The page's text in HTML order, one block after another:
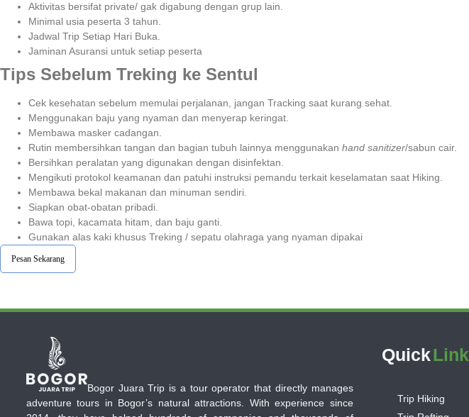
Aktivitas bersifat private/ gak digabung dengan grup lain.
Minimal usia peserta 3 tahun.⁣⁣
Jadwal Trip Setiap Hari Buka.⁣⁣
Jaminan Asuransi untuk setiap peserta ⁣⁣
Tips Sebelum Treking ke Sentul
Cek kesehatan sebelum memulai perjalanan, jangan Tracking saat kurang sehat.
Menggunakan baju yang nyaman dan menyerap keringat.
Membawa masker cadangan.
Rutin membersihkan tangan dan bagian tubuh lainnya menggunakan hand sanitizer/sabun cair.
Bersihkan peralatan yang digunakan dengan disinfektan.
Mengikuti protokol keamanan dan patuhi instruksi pemandu terkait keselamatan saat Hiking.
Membawa bekal makanan dan minuman sendiri.
Siapkan obat-obatan pribadi.
Bawa topi, kacamata hitam, dan baju ganti.
Gunakan alas kaki khusus Treking / sepatu olahraga yang nyaman dipakai
Pesan Sekarang
Bogor Juara Trip is a tour operator that directly manages
adventure tours in Bogor’s natural attractions. With experience since
QuickLink
Trip Hiking